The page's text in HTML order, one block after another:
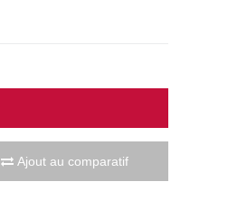
Ajout au comparatif